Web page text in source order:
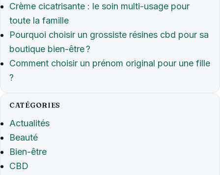
Crème cicatrisante : le soin multi-usage pour
toute la famille
Pourquoi choisir un grossiste résines cbd pour sa
boutique bien-être ?
Comment choisir un prénom original pour une fille
?
CATÉGORIES
Actualités
Beauté
Bien-être
CBD